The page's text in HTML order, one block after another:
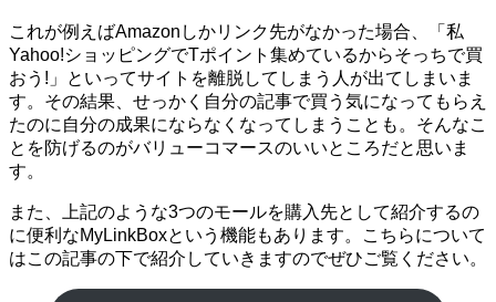
これが例えばAmazonしかリンク先がなかった場合、「私
Yahoo!ショッピングでTポイント集めているからそっちで買
おう!」といってサイトを離脱してしまう人が出てしまいま
す。その結果、せっかく自分の記事で買う気になってもらえ
たのに自分の成果にならなくなってしまうことも。そんなこ
とを防げるのがバリューコマースのいいところだと思いま
す。
また、上記のような3つのモールを購入先として紹介するの
に便利なMyLinkBoxという機能もあります。こちらについて
はこの記事の下で紹介していきますのでぜひご覧ください。